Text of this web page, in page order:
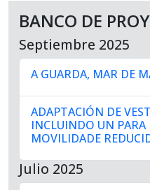
BANCO DE
Septiembre 2025
A GUARDA, MAR DE
ADAPTACIÓN DE
INCLUINDO UN PARA
MOVILIDADE
Julio 2025